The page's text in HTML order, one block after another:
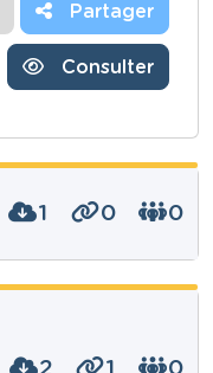
Partager
Consulter
1 0 0